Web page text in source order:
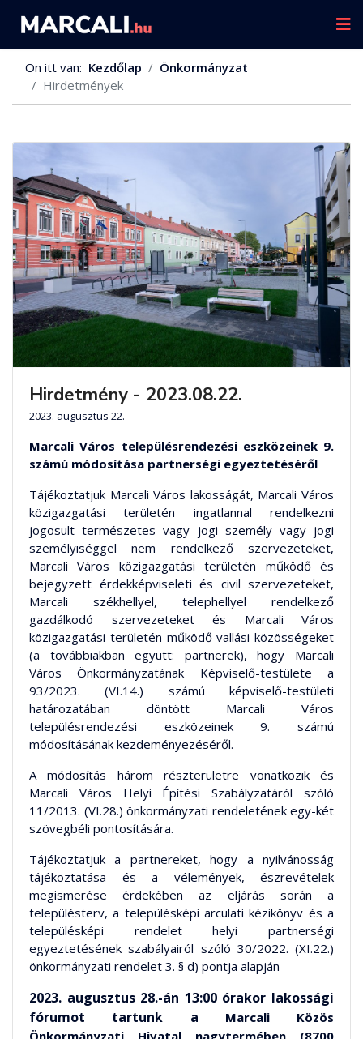
Ön itt van: Kezdőlap
Önkormányzat
Hirdetmények
Hirdetmény - 2023.08.22.
2023. augusztus 22.
Marcali Város településrendezési eszközeinek 9.
számú módosítása partnerségi egyeztetéséről
Tájékoztatjuk Marcali Város lakosságát, Marcali Város
közigazgatási területén ingatlannal rendelkezni
jogosult természetes vagy jogi személy vagy jogi
személyiséggel nem rendelkező szervezeteket,
Marcali Város közigazgatási területén működő és
bejegyzett érdekképviseleti és civil szervezeteket,
Marcali székhellyel, telephellyel rendelkező
gazdálkodó szervezeteket és Marcali Város
közigazgatási területén működő vallási közösségeket
(a továbbiakban együtt: partnerek), hogy Marcali
Város Önkormányzatának Képviselő-testülete a
93/2023. (VI.14.) számú képviselő-testületi
határozatában döntött Marcali Város
településrendezési eszközeinek 9. számú
módosításának kezdeményezéséről.
A módosítás három részterületre vonatkozik és
Marcali Város Helyi Építési Szabályzatáról szóló
11/2013. (VI.28.) önkormányzati rendeletének egy-két
szövegbéli pontosítására.
Tájékoztatjuk a partnereket, hogy a nyilvánosság
tájékoztatása és a vélemények, észrevételek
megismerése érdekében az eljárás során a
településterv, a településképi arculati kézikönyv és a
településképi rendelet helyi partnerségi
egyeztetésének szabályairól szóló 30/2022. (XI.22.)
önkormányzati rendelet 3. § d) pontja alapján
2023. augusztus 28.-án 13:00 órakor lakossági
fórumot tartunk a
Marcali Közös